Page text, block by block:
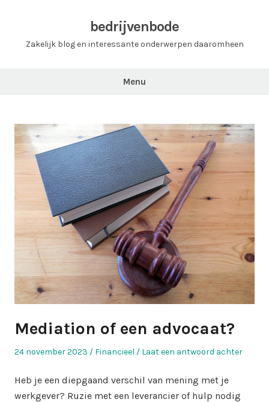
bedrijvenbode
Zakelijk blog en interessante onderwerpen daaromheen
Menu
Mediation of een advocaat?
Geplaatst
24 november 2023
Geplaatst
Financieel Laat een antwoord achter
Heb je een diepgaand verschil van mening met je
werkgever? Ruzie met een leverancier of hulp nodig